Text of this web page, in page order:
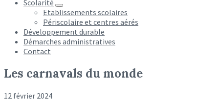
Scolarité
Etablissements scolaires
Périscolaire et centres aérés
Développement durable
Démarches administratives
Contact
Les carnavals du monde
12 février 2024